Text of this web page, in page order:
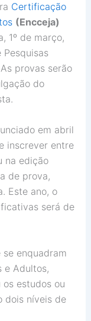
Certificação
(Encceja)
1º de março,
provas serão
do
em abril
inscrever entre
na edição
de prova,
Este ano, o
será de
enquadram
e Adultos,
estudos ou
dois níveis de